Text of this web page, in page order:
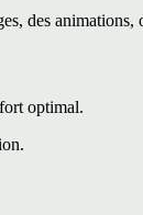
des
optimal.